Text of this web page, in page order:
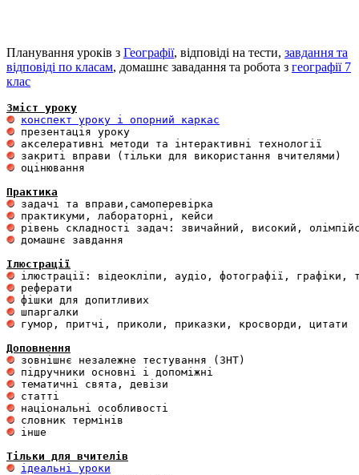
Планування уроків з Географії, відповіді на тести, завдання та
відповіді по класам, домашнє завадання та робота з географії 7
клас
Зміст уроку
конспект уроку і опорний каркас
оцінювання
Практика
домашнє завдання
Ілюстрації
гумор, притчі, приколи, приказки, кросворди, цитати
Доповнення
інше
Тільки для вчителів
ідеальні уроки